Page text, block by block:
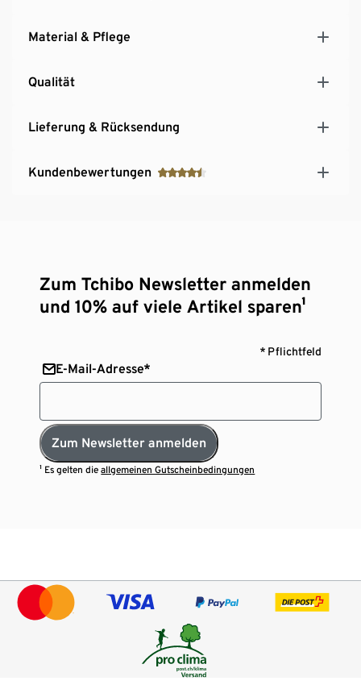
Material & Pflege
Qualität
Lieferung & Rücksendung
Kundenbewertungen
Zum Tchibo Newsletter anmelden
und 10% auf viele Artikel sparen¹
* Pflichtfeld
E-Mail-Adresse*
Zum Newsletter anmelden
¹ Es gelten dieallgemeinen Gutscheinbedingungen